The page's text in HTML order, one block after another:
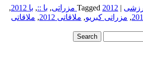
|
Tagged 2012 مزراتی , با ::, با 2012
,
, مزراتی کبریو, ملاقاتی 2012 , ملاقاتی